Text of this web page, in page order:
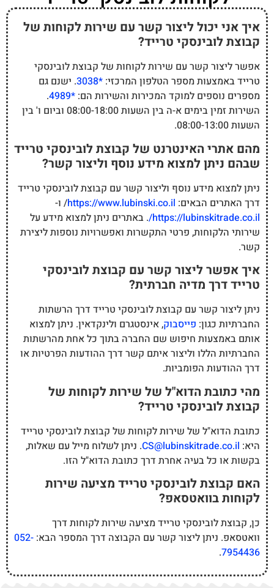
איך אני יכול ליצור קשר עם שירות לקוחות של
קבוצת לובינסקי טרייד?
אפשר ליצור קשר עם שירות לקוחות של קבוצת לובינסקי
טרייד באמצעות מספר הטלפון המרכזי: *3038
. ישנם גם
מספרים נוספים למוקד המכירות והשירות הם: *4989
.
השירות זמין בימים א-ה בין השעות 08:00-18:00 וביום ו' בין
השעות 08:00-13:00.
מהם אתרי האינטרנט של קבוצת לובינסקי טרייד
שבהם ניתן למצוא מידע נוסף וליצור קשר?
ניתן למצוא מידע נוסף וליצור קשר עם קבוצת לובינסקי טרייד
דרך האתרים הבאים: https://www.lubinski.co.il/ ו-
https://lubinskitrade.co.il/ . באתרים ניתן למצוא מידע על
שירותי הלקוחות, פרטי התקשרות ואפשרויות נוספות ליצירת
קשר.
איך אפשר ליצור קשר עם קבוצת לובינסקי
טרייד דרך מדיה חברתית?
ניתן ליצור קשר עם קבוצת לובינסקי טרייד דרך הרשתות
החברתיות כגון: פייסבוק, אינסטגרם ולינקדאין. ניתן למצוא
אותם באמצעות חיפוש שם החברה בתוך כל אחת מהרשתות
החברתיות הללו וליצור איתם קשר דרך ההודעות הפרטיות או
דרך ההודעות הפומביות.
מהי כתובת הדוא"ל של שירות לקוחות של
קבוצת לובינסקי טרייד?
כתובת הדוא"ל של שירות לקוחות של קבוצת לובינסקי טרייד
היא: CS@lubinskitrade.co.il. ניתן לשלוח מייל עם שאלות,
בקשות או כל בעיה אחרת דרך כתובת הדוא"ל הזו.
האם קבוצת לובינסקי טרייד מציעה שירות
לקוחות בוואטסאפ?
כן, קבוצת לובינסקי טרייד מציעה שירות לקוחות דרך
וואטסאפ. ניתן ליצור קשר עם הקבוצה דרך המספר הבא: 052-
7954436
.